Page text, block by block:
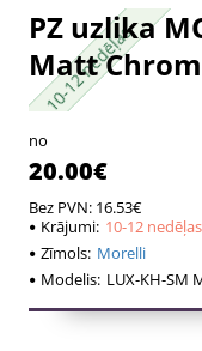
10-12 nedēļas
10-12 nedēļas
PZ uzlika
Matt
no
20.00€
Bez PVN: 16.53€
Krājumi: 10-12 nedēļas
Zīmols: Morelli
Modelis: LUX-KH-SM